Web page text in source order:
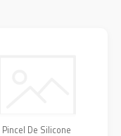
Pincel De Silicone